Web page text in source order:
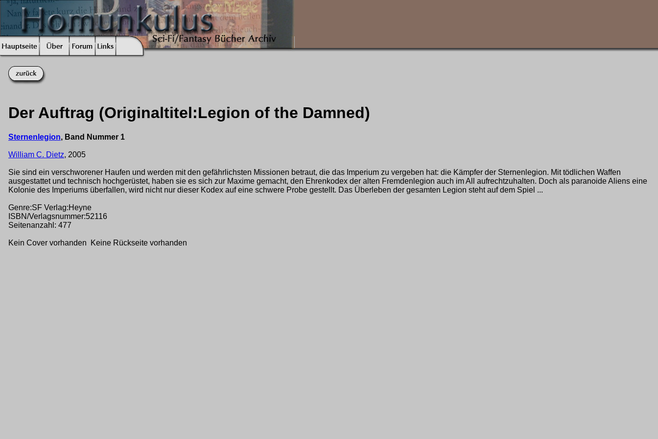
Der Auftrag (Originaltitel:Legion of the Damned)
Sternenlegion, Band Nummer 1
William C. Dietz, 2005
Sie sind ein verschworener Haufen und werden mit den gefährlichsten Missionen betraut, die das Imperium zu vergeben hat: die Kämpfer der Sternenlegion. Mit tödlichen Waffen
ausgestattet und technisch hochgerüstet, haben sie es sich zur Maxime gemacht, den Ehrenkodex der alten Fremdenlegion auch im All aufrechtzuhalten. Doch als paranoide Aliens eine
Kolonie des Imperiums überfallen, wird nicht nur dieser Kodex auf eine schwere Probe gestellt. Das Überleben der gesamten Legion steht auf dem Spiel ...
Genre:SF Verlag:Heyne
ISBN/Verlagsnummer:52116
Seitenanzahl: 477
Kein Cover vorhanden Keine Rückseite vorhanden